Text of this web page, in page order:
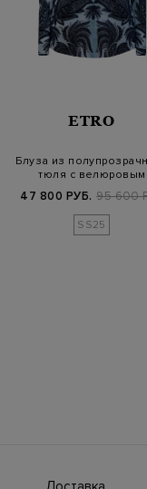
ETRO
Блуза из
тюля с велюровым
47 800 РУБ. 95 600
SS25